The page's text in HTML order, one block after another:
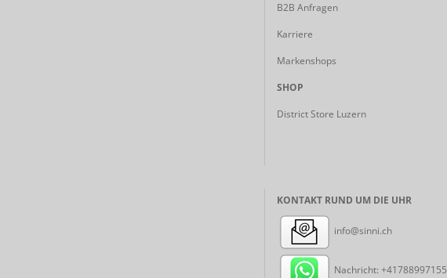
B2B Anfragen
Karriere
Markenshops
SHOP
District Store Luzern
KONTAKT RUND UM DIE UHR
info@sinni.ch
Nachricht: +41788997155